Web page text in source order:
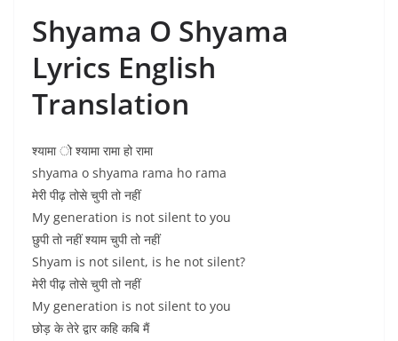
Shyama O Shyama
Lyrics English
Translation
श्यामा ो श्यामा रामा हो रामा
shyama o shyama rama ho rama
मेरी पीढ़ तोसे चुपी तो नहीं
My generation is not silent to you
छुपी तो नहीं श्याम चुपी तो नहीं
Shyam is not silent, is he not silent?
मेरी पीढ़ तोसे चुपी तो नहीं
My generation is not silent to you
छोड़ के तेरे द्वार कहि कबि मैं